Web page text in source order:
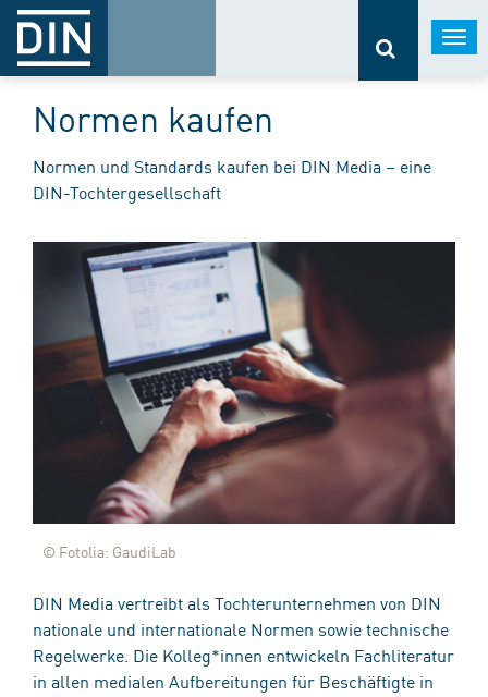
Normen kaufen
Normen und Standards kaufen bei DIN Media – eine
DIN-Tochtergesellschaft
© Fotolia: GaudiLab
DIN Media vertreibt als Tochterunternehmen von DIN
nationale und internationale Normen sowie technische
Regelwerke. Die Kolleg*innen entwickeln Fachliteratur
in allen medialen Aufbereitungen für Beschäftigte in